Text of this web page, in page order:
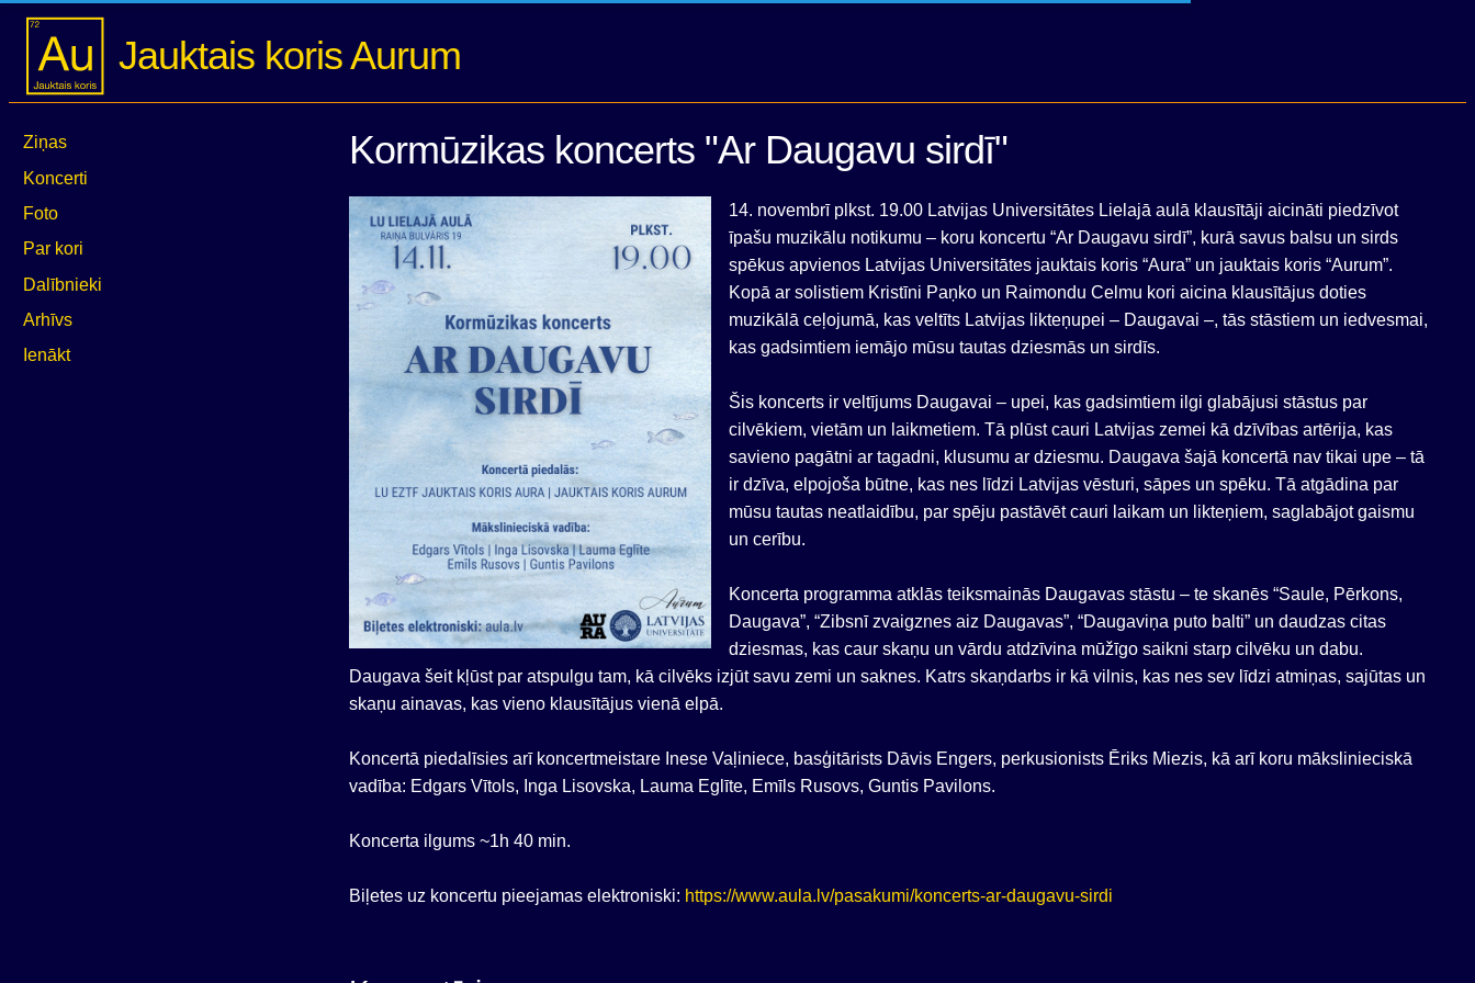
Jauktais koris Aurum
Ziņas
Koncerti
Foto
Par kori
Dalībnieki
Arhīvs
Ienākt
Kormūzikas koncerts "Ar Daugavu sirdī"
14. novembrī plkst. 19.00 Latvijas Universitātes Lielajā aulā klausītāji aicināti piedzīvot
īpašu muzikālu notikumu – koru koncertu “Ar Daugavu sirdī”, kurā savus balsu un sirds
spēkus apvienos Latvijas Universitātes jauktais koris “Aura” un jauktais koris “Aurum”.
Kopā ar solistiem Kristīni Paņko un Raimondu Celmu kori aicina klausītājus doties
muzikālā ceļojumā, kas veltīts Latvijas likteņupei – Daugavai –, tās stāstiem un iedvesmai,
kas gadsimtiem iemājo mūsu tautas dziesmās un sirdīs.
Šis koncerts ir veltījums Daugavai – upei, kas gadsimtiem ilgi glabājusi stāstus par
cilvēkiem, vietām un laikmetiem. Tā plūst cauri Latvijas zemei kā dzīvības artērija, kas
savieno pagātni ar tagadni, klusumu ar dziesmu. Daugava šajā koncertā nav tikai upe – tā
ir dzīva, elpojoša būtne, kas nes līdzi Latvijas vēsturi, sāpes un spēku. Tā atgādina par
mūsu tautas neatlaidību, par spēju pastāvēt cauri laikam un likteņiem, saglabājot gaismu
un cerību.
Koncerta programma atklās teiksmainās Daugavas stāstu – te skanēs “Saule, Pērkons,
Daugava”, “Zibsnī zvaigznes aiz Daugavas”, “Daugaviņa puto balti” un daudzas citas
dziesmas, kas caur skaņu un vārdu atdzīvina mūžīgo saikni starp cilvēku un dabu.
Daugava šeit kļūst par atspulgu tam, kā cilvēks izjūt savu zemi un saknes. Katrs skaņdarbs ir kā vilnis, kas nes sev līdzi atmiņas, sajūtas un
skaņu ainavas, kas vieno klausītājus vienā elpā.
Koncertā piedalīsies arī koncertmeistare Inese Vaļiniece, basģitārists Dāvis Engers, perkusionists Ēriks Miezis, kā arī koru mākslinieciskā
vadība: Edgars Vītols, Inga Lisovska, Lauma Eglīte, Emīls Rusovs, Guntis Pavilons.
Koncerta ilgums ~1h 40 min.
Biļetes uz koncertu pieejamas elektroniski: https://www.aula.lv/pasakumi/koncerts-ar-daugavu-sirdi